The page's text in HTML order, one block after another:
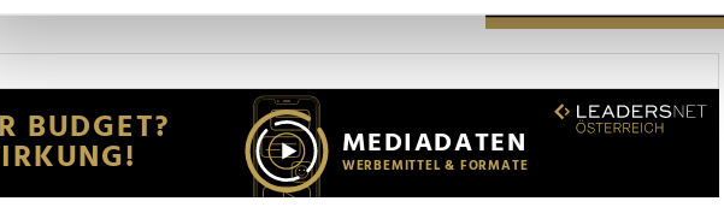
verwenden Cookies, um Inhalte und Anzeigen zu personalisieren, Funktionen für
an unsere Partner für soziale Medien, Werbung und Analysen weiter. Unsere
mit weiteren Daten zusammen, die Sie ihnen bereitgestellt haben oder
Dienste gesammelt haben.